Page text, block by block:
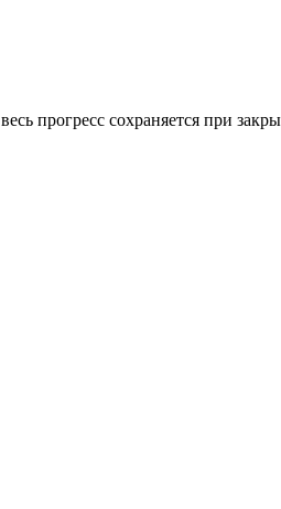
прогресс сохраняется при